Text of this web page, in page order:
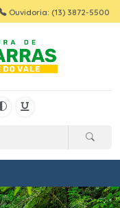
Ouvidoria: (13) 3872-5500